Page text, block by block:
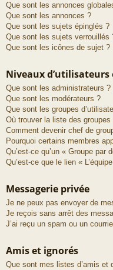
Que sont les annonces
Que sont les annonces ?
Que sont les sujets épinglés ?
Que sont les sujets verrouillés
Que sont les icônes de sujet ?
Niveaux d’utilisateurs
Que sont les administrateurs ?
Que sont les modérateurs ?
Que sont les groupes
Où trouver la liste des
Comment devenir chef de
Pourquoi certains membres
Qu’est-ce qu’un « Groupe par
Qu’est-ce que le lien «
Messagerie privée
Je ne peux pas envoyer de
Je reçois sans arrêt des
J’ai reçu un spam ou un
Amis et ignorés
Que sont mes listes d’amis et